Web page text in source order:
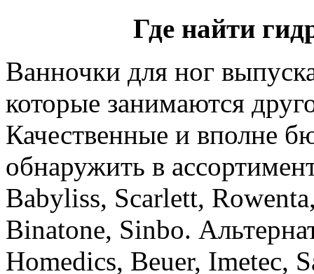
Где найти
Ванночки для ног
которые занимаются
Качественные и вполне
обнаружить в
Babyliss, Scarlett,
Binatone, Sinbo.
Homedics, Beuer, Imetec,